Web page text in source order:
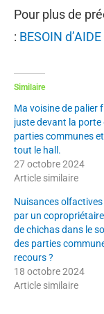
Pour plus de
: BESOIN d’AIDE
Similaire
Ma voisine de palier
juste devant la porte
parties communes
tout le hall.
27 octobre 2024
Article similaire
Nuisances
par un
de chichas dans le
des parties
recours ?
18 octobre 2024
Article similaire